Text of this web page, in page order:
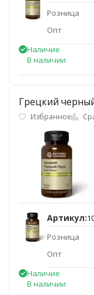
Розница
Опт
Наличие
В наличии
Грецкий
Избранное
Артикул:
Розница
Опт
Наличие
В наличии